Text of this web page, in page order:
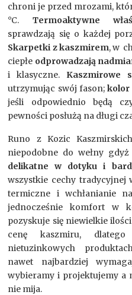
chroni je przed mrozami,
°C. Termoaktywne
sprawdzają się o każdej
Skarpetki z kaszmirem, w
ciepłe odprowadzają
i klasyczne. Kaszmirowe
utrzymując swój fason; kolor
jeśli odpowiednio będą
pewności posłużą na długi
Runo z Kozic
niepodobne do wełny
delikatne w dotyku i
wszystkie cechy tradycyjnej
termiczne i wchłanianie
jednocześnie komfort w
pozyskuje się niewielkie
cenę kaszmiru,
nietuzinkowych
nawet najbardziej
wybieramy i projektujemy a
nie mija.